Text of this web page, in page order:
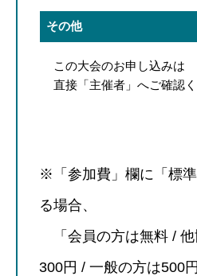
その他
この大会のお申し込みは
直接「主催者」へご確認く
※「参加費」欄に「標
る場合、
「会員の方は無料 / 他
300円 / 一般の方は500